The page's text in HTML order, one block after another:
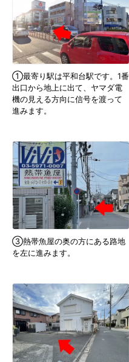
①最寄り駅は平和台駅です。1番
出口から地上に出て、ヤマダ電
機の見える方向に信号を渡って
進みます。
③熱帯魚屋の奥の方にある路地
を左に進みます。